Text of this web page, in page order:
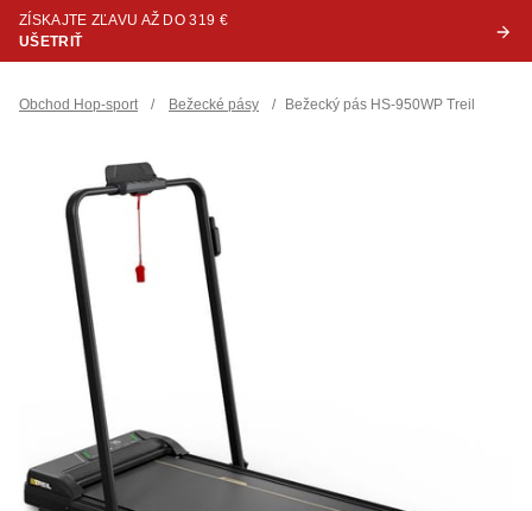
ZÍSKAJTE ZĽAVU AŽ DO 319 €
UŠETRIŤ
Obchod Hop-sport / Bežecké pásy / Bežecký pás HS-950WP Treil